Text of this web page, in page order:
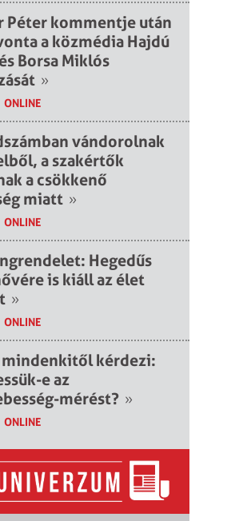
Péter kommentje után
a közmédia Hajdú
Borsa Miklós
»
ONLINE
vándorolnak
a szakértők
a csökkenő
miatt »
ONLINE
Hegedűs
is kiáll az élet
»
ONLINE
kérdezi:
e az
mérést? »
ONLINE